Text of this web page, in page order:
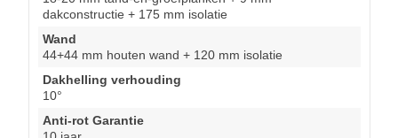
dakconstructie + 175 mm isolatie
Wand
44+44 mm houten wand + 120 mm isolatie
Dakhelling verhouding
10°
Anti-rot Garantie